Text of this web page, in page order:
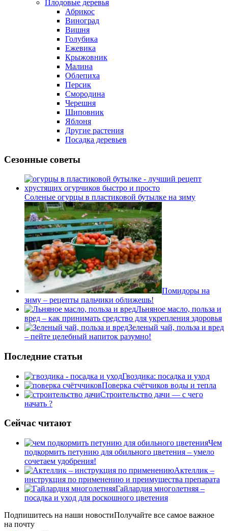
Плодовые деревья
Абрикос
Виноград
Вишня
Голубика
Ежевика
Крыжовник
Малина
Облепиха
Персик
Смородина
Черешня
Шиповник
Яблоня
Другие растения
Посадка деревьев
Сезонные советы
Соленые огурцы в пластиковой бутылке на зиму
Помидоры на
зиму – рецепты пальчики оближешь!
Льняное масло, польза и
вред – как принимать средство для укрепления здоровья
Зеленый чай, польза и вред
– пейте целебный напиток разумно!
Последние статьи
Гвоздика: посадка и уход
Поверка счётчиков воды и тепла
Строительство дачи — с чего
начать ?
Сейчас читают
Чем
подкормить петунию для обильного цветения – умело
сочетаем удобрения!
Актеллик –
инструкция по применению и преимущества препарата
Гайлардия многолетняя –
посадка и уход для роскошного цветения
Подпишитесь на наши новостиПолучайте все самое важное
на почту